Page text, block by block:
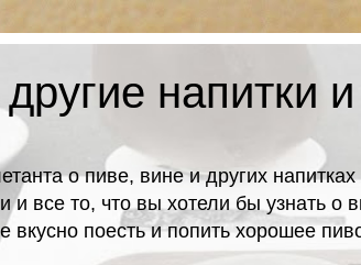
напитки
о пиве, вине и других
и все то, что вы хотели бы узнать
вкусно поесть и попить хорошее